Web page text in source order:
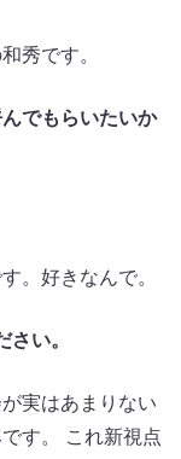
秀です。
でもらいたいか
。好きなんで。
い。
実はあまりない
す。 これ新視点